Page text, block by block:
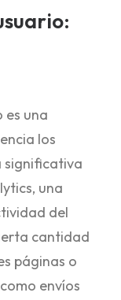
es una
los
significativa
una
del
cantidad
páginas o
envíos